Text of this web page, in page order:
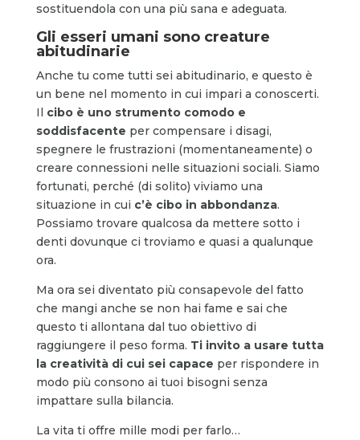
sostituendola con una più sana e adeguata.
Gli esseri umani sono creature
abitudinarie
Anche tu come tutti sei abitudinario, e questo è
un bene nel momento in cui impari a conoscerti.
Il cibo è uno strumento comodo e
soddisfacente per compensare i disagi,
spegnere le frustrazioni (momentaneamente) o
creare connessioni nelle situazioni sociali. Siamo
fortunati, perché (di solito) viviamo una
situazione in cui c’è cibo in abbondanza.
Possiamo trovare qualcosa da mettere sotto i
denti dovunque ci troviamo e quasi a qualunque
ora.
Ma ora sei diventato più consapevole del fatto
che mangi anche se non hai fame e sai che
questo ti allontana dal tuo obiettivo di
raggiungere il peso forma. Ti invito a usare tutta
la creatività di cui sei capace per rispondere in
modo più consono ai tuoi bisogni senza
impattare sulla bilancia.
La vita ti offre mille modi per farlo…